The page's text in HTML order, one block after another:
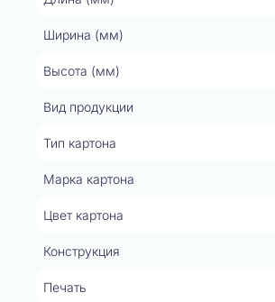
Ширина (мм)
Высота (мм)
Вид продукции
Тип картона
Марка картона
Цвет картона
Конструкция
Печать